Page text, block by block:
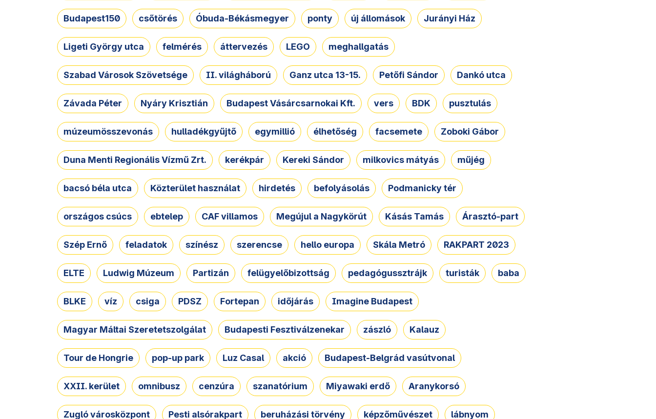
Budapest150 csőtörés Óbuda-Békásmegyer ponty új állomások Jurányi Ház
Ligeti György utca felmérés áttervezés LEGO meghallgatás
Szabad Városok Szövetsége II. világháború Ganz utca 13-15. Petőfi Sándor Dankó utca
Závada Péter Nyáry Krisztián Budapest Vásárcsarnokai Kft. vers BDK pusztulás
múzeumösszevonás hulladékgyűjtő egymillió élhetőség facsemete Zoboki Gábor
Duna Menti Regionális Vízmű Zrt. kerékpár Kereki Sándor milkovics mátyás műjég
bacsó béla utca Közterület használat hirdetés befolyásolás Podmanicky tér
országos csúcs ebtelep CAF villamos Megújul a Nagykörút Kásás Tamás Árasztó-part
Szép Ernő feladatok színész szerencse hello europa Skála Metró RAKPART 2023
ELTE Ludwig Múzeum Partizán felügyelőbizottság pedagógussztrájk turisták baba
BLKE víz csiga PDSZ Fortepan időjárás Imagine Budapest
Magyar Máltai Szeretetszolgálat Budapesti Fesztiválzenekar zászló Kalauz
Tour de Hongrie pop-up park Luz Casal akció Budapest-Belgrád vasútvonal
XXII. kerület omnibusz cenzúra szanatórium Miyawaki erdő Aranykorsó
Zugló városközpont Pesti alsórakpart beruházási törvény képzőművészet lábnyom